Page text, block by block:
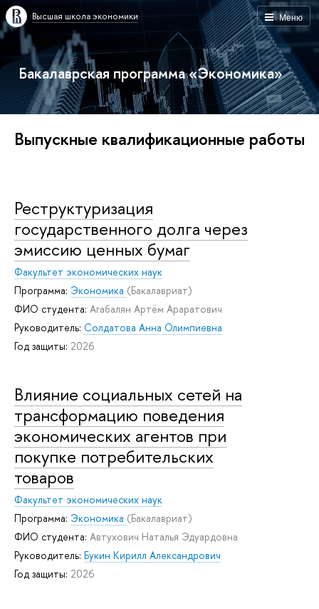
Меню
Высшая школа экономики
Бакалаврская программа «Экономика»
Выпускные квалификационные работы
Реструктуризация
государственного долга через
эмиссию ценных бумаг
Факультет экономических наук
Программа: Экономика (Бакалавриат)
ФИО студента: Агабалян Артём Араратович
Руководитель: Солдатова Анна Олимпиевна
Год защиты: 2026
Влияние социальных сетей на
трансформацию поведения
экономических агентов при
покупке потребительских
товаров
Факультет экономических наук
Программа: Экономика (Бакалавриат)
ФИО студента: Автухович Наталья Эдуардовна
Руководитель: Букин Кирилл Александрович
Год защиты: 2026